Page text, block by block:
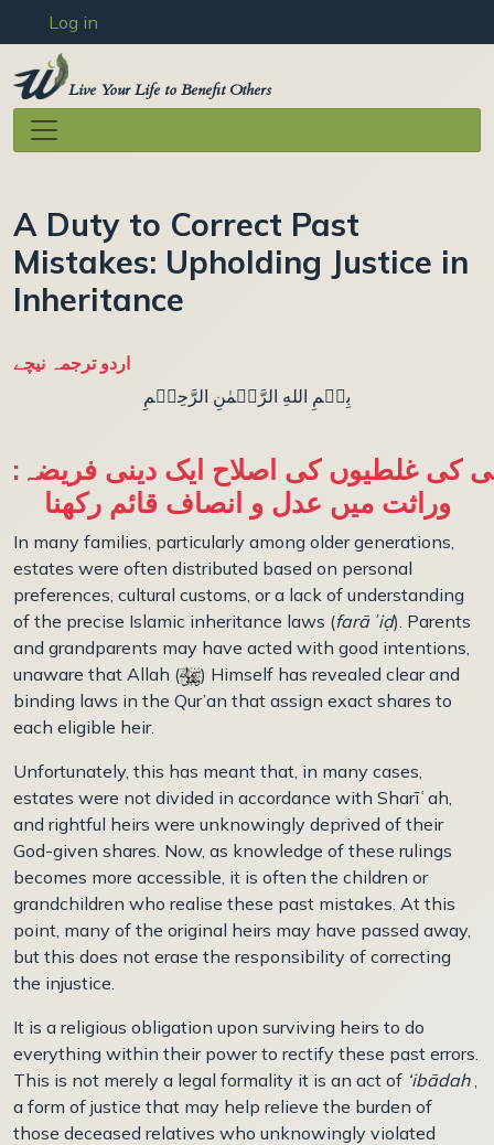
Skip to main content
User account menu
Log in
Live Your Life to Benefit Others
A Duty to Correct Past
Mistakes: Upholding Justice in
Inheritance
اردو ترجمہ نیچے
بِسۡمِ اللهِ الرَّحۡمٰنِ الرَّحِيۡمِ
کی غلطیوں کی اصلاح ایک دینی فریضہ
وراثت میں عدل و انصاف قائم رکھنا
In many families, particularly among older generations,
estates were often distributed based on personal
preferences, cultural customs, or a lack of understanding
of the precise Islamic inheritance laws (farāʾiḍ). Parents
and grandparents may have acted with good intentions,
unaware that Allah (
) Himself has revealed clear and
binding laws in the Qur’an that assign exact shares to
each eligible heir.
Unfortunately, this has meant that, in many cases,
estates were not divided in accordance with Sharīʿ ah,
and rightful heirs were unknowingly deprived of their
God-given shares. Now, as knowledge of these rulings
becomes more accessible, it is often the children or
grandchildren who realise these past mistakes. At this
point, many of the original heirs may have passed away,
but this does not erase the responsibility of correcting
the injustice.
It is a religious obligation upon surviving heirs to do
everything within their power to rectify these past errors.
This is not merely a legal formality it is an act of ‘ibādah,
a form of justice that may help relieve the burden of
those deceased relatives who unknowingly violated